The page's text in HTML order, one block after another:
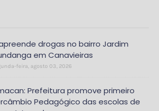
drogas no bairro Jardim
em Canavieiras
feira, agosto 03, 2026
Prefeitura promove primeiro
Pedagógico das escolas de